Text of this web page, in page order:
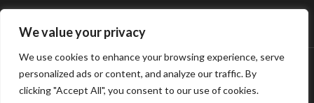
We value your privacy
We use cookies to enhance your browsing experience, serve
personalized ads or content, and analyze our traffic. By
clicking "Accept All", you consent to our use of cookies.
© Copyright Havre De Savoir 2024
L’association Horaires de prières >> Contact L’association Havre de savoir